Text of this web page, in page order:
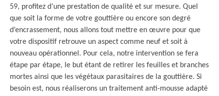
59, profitez d’une prestation de qualité et sur mesure. Quel
que soit la forme de votre gouttière ou encore son degré
d’encrassement, nous allons tout mettre en œuvre pour que
votre dispositif retrouve un aspect comme neuf et soit à
nouveau opérationnel. Pour cela, notre intervention se fera
étape par étape, le but étant de retirer les feuilles et branches
mortes ainsi que les végétaux parasitaires de la gouttière. Si
besoin est, nous réaliserons un traitement anti-mousse adapté